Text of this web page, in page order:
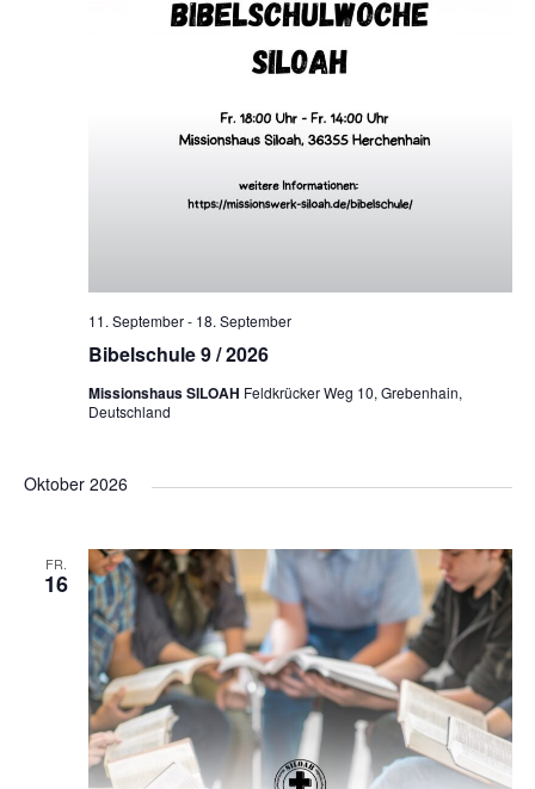
Bibelschule 9 / 2026
11. September- 18. September
Missionshaus SILOAH Feldkrücker Weg 10, Grebenhain,
Deutschland
Oktober 2026
FR.
16